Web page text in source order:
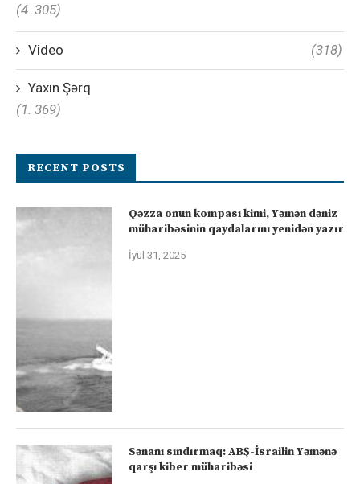
(4. 305)
Video (318)
Yaxın Şərq
(1. 369)
RECENT POSTS
Qəzza onun kompası kimi, Yəmən dəniz
müharibəsinin qaydalarını yenidən yazır
İyul 31, 2025
Sənanı sındırmaq: ABŞ-İsrailin Yəmənə
qarşı kiber müharibəsi